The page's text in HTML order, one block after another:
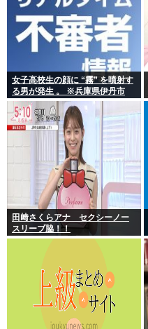
女子高校生の顔に “霧” を噴射す
る男が発生 。 ※兵庫県伊丹市
田﨑さくらアナ セクシーノー
スリーブ脇！！